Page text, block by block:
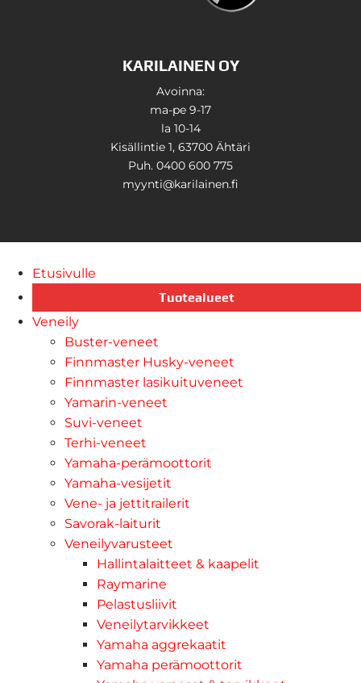
KARILAINEN OY
Avoinna:
ma-pe 9-17
la 10-14
Kisällintie 1, 63700 Ähtäri
Puh. 0400 600 775
myynti@karilainen.fi
Etusivulle
Tuotealueet
Veneily
Buster-veneet
Finnmaster Husky-veneet
Finnmaster lasikuituveneet
Yamarin-veneet
Suvi-veneet
Terhi-veneet
Yamaha-perämoottorit
Yamaha-vesijetit
Vene- ja jettitrailerit
Savorak-laiturit
Veneilyvarusteet
Hallintalaitteet & kaapelit
Raymarine
Pelastusliivit
Veneilytarvikkeet
Yamaha aggrekaatit
Yamaha perämoottorit